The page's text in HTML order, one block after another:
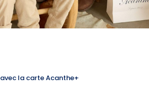
avec la carte Acanthe+